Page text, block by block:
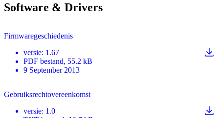
Software & Drivers
Firmwaregeschiedenis
versie: 1.67
PDF bestand, 55.2 kB
9 September 2013
Gebruiksrechtovereenkomst
versie: 1.0